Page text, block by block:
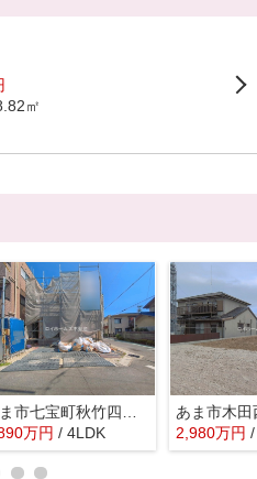
㎡
万円 / 4LDK 2,980万円